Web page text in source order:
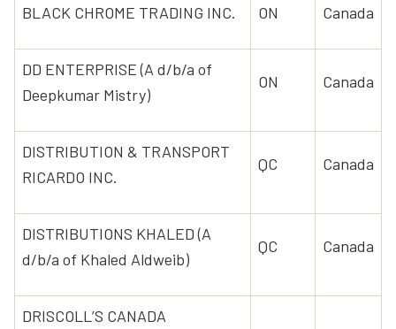
BLACK CHROME TRADING INC. ON Canada
DD ENTERPRISE (A d/b/a of
Deepkumar Mistry)
ON Canada
DISTRIBUTION & TRANSPORT
RICARDO INC.
QC Canada
DISTRIBUTIONS KHALED (A
d/b/a of Khaled Aldweib)
QC Canada
DRISCOLL’S CANADA